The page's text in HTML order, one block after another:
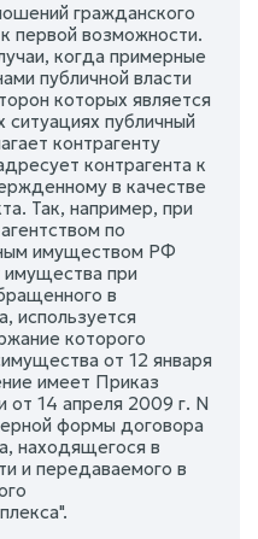
гражданского
первой возможности.
когда примерные
публичной власти
которых является
ситуациях публичный
контрагенту
контрагента к
в качестве
Так, например, при
по
имуществом РФ
имущества при
в
используется
которого
от 12 января
имеет Приказ
от 14 апреля 2009 г. N
формы договора
находящегося в
и передаваемого в